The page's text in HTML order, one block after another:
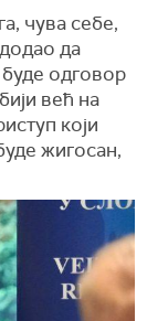
чува себе,
да
одговор
већ на
који
жигосан,